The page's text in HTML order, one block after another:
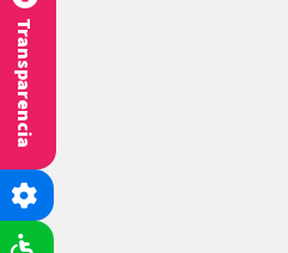
Transparencia